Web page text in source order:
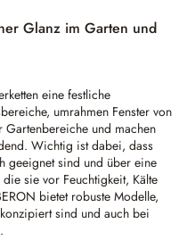
Glanz im Garten und
eine festliche
umrahmen Fenster von
Gartenbereiche und machen
Wichtig ist dabei, dass
geeignet sind und über eine
sie vor Feuchtigkeit, Kälte
bietet robuste Modelle,
sind und auch bei